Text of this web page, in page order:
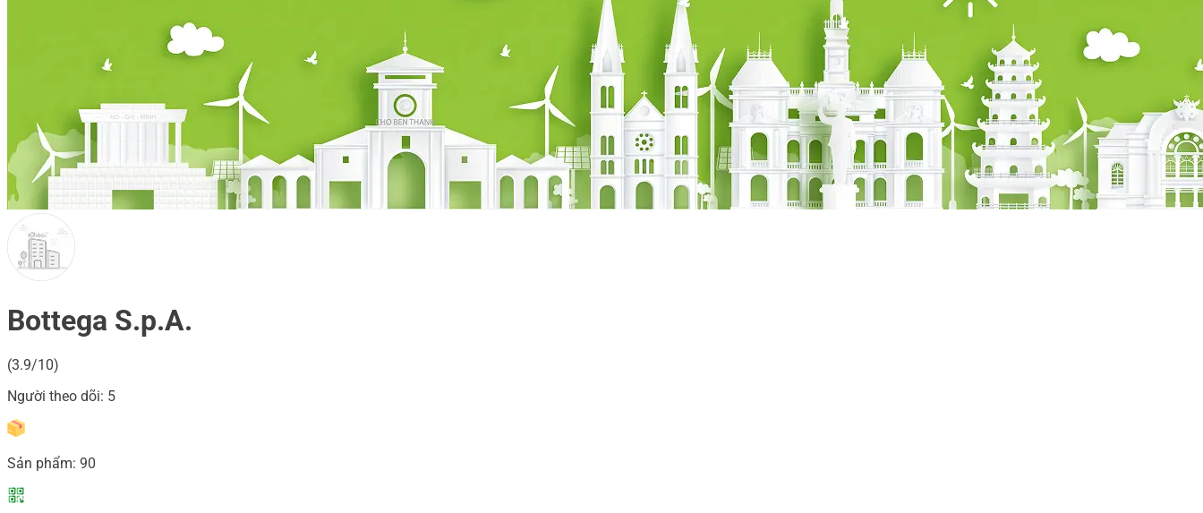
Bottega S.p.A.
(3.9/10)
Người theo dõi: 5
Sản phẩm: 90